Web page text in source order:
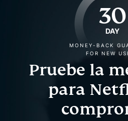
30
DAY
MONEY-BACK
FOR NEW
Pruebe la
para